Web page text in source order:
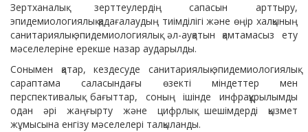
Зертханалық зерттеулердің сапасын арттыру,
эпидемиологиялық қадағалаудың тиімділігі және өңір халқының
санитариялық-эпидемиологиялық әл-ауқатын қамтамасыз ету
мәселелеріне ерекше назар аударылды.
Сонымен қатар, кездесуде санитариялық-эпидемиологиялық
сараптама саласындағы өзекті міндеттер мен
перспективалық бағыттар, соның ішінде инфрақұрылымды
одан әрі жаңғырту және цифрлық шешімдерді қызмет
жұмысына енгізу мәселелері талқыланды.